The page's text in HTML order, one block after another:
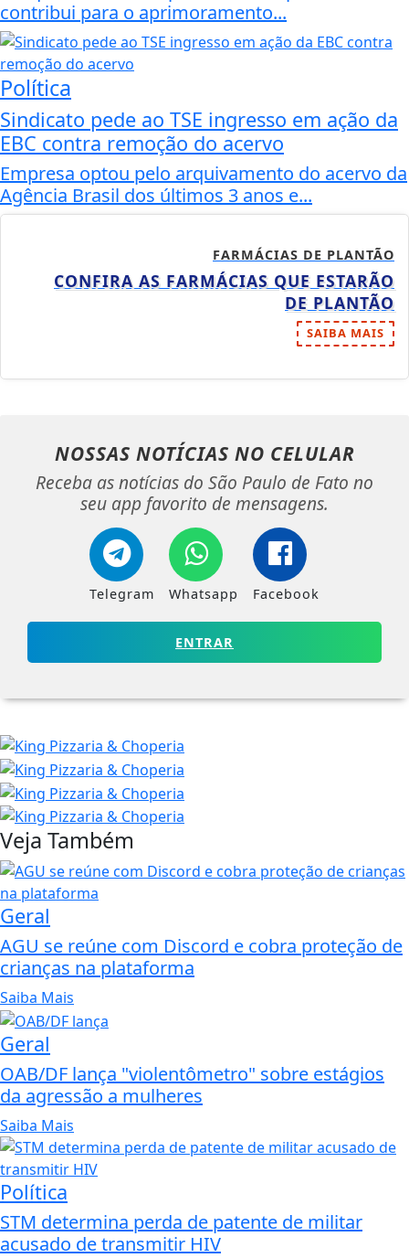
contribui para o aprimoramento...
Política
Sindicato pede ao TSE ingresso em ação da
EBC contra remoção do acervo
Empresa optou pelo arquivamento do acervo da
Agência Brasil dos últimos 3 anos e...
FARMÁCIAS DE PLANTÃO
CONFIRA AS FARMÁCIAS QUE ESTARÃO
DE PLANTÃO
SAIBA MAIS
NOSSAS NOTÍCIAS NO CELULAR
Receba as notícias do São Paulo de Fato no
seu app favorito de mensagens.
Telegram Whatsapp Facebook
ENTRAR
Veja Também
Geral
AGU se reúne com Discord e cobra proteção de
crianças na plataforma
Saiba Mais
Geral
OAB/DF lança "violentômetro" sobre estágios
da agressão a mulheres
Saiba Mais
Política
STM determina perda de patente de militar
acusado de transmitir HIV